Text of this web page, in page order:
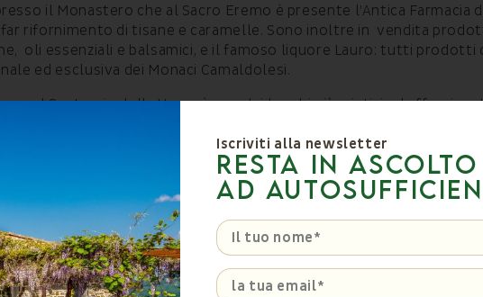
il Monastero che al Sacro Eremo è presente l’Antica Farmacia
rifornimento di tisane e caramelle. Sono inoltre in vendita
oli essenziali e balsamici, e il famoso liquore Lauro: tutti prodotti
ed esclusiva dei Monaci Camaldolesi.
alSantuario della Vernaè uno dei luoghi più mistici ed
Iscriviti alla newsletter
resta in ascolto
ad